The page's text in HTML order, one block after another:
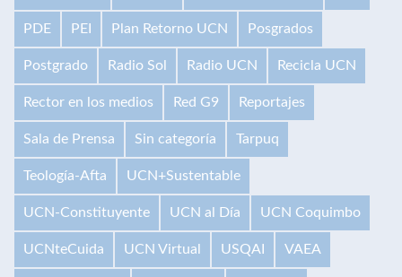
PDE PEI Plan Retorno UCN Posgrados
Postgrado Radio Sol Radio UCN Recicla UCN
Rector en los medios Red G9 Reportajes
Sala de Prensa Sin categoría Tarpuq
Teología-Afta UCN+Sustentable
UCN-Constituyente UCN al Día UCN Coquimbo
UCNteCuida UCN Virtual USQAI VAEA